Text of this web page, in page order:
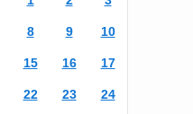
8 9 10
15 16 17
22 23 24